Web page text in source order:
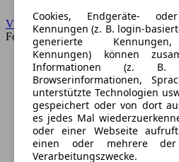
VW
Forum
Cookies, Endgeräte-
Kennungen (z. B. login-
generierte
Kennungen) können
Informationen (z. B.
Browserinformationen,
unterstützte Technologien
gespeichert oder von dort
es jedes Mal
oder einer Webseite
einen oder mehrere
Verarbeitungszwecke.